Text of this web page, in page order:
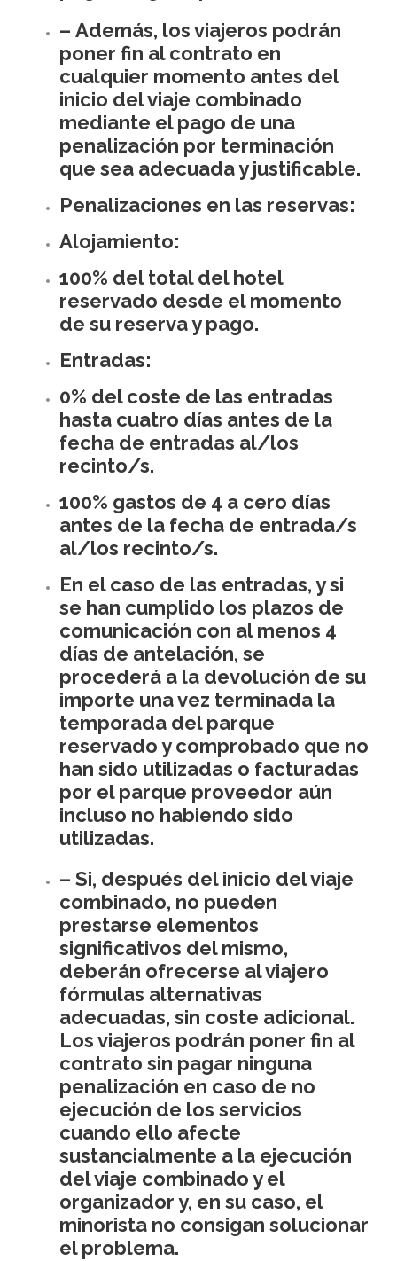
– Además, los viajeros podrán
poner fin al contrato en
cualquier momento antes del
inicio del viaje combinado
mediante el pago de una
penalización por terminación
que sea adecuada y justificable.
Penalizaciones en las reservas:
Alojamiento:
100% del total del hotel
reservado desde el momento
de su reserva y pago.
Entradas:
0% del coste de las entradas
hasta cuatro días antes de la
fecha de entradas al/los
recinto/s.
100% gastos de 4 a cero días
antes de la fecha de entrada/s
al/los recinto/s.
En el caso de las entradas, y si
se han cumplido los plazos de
comunicación con al menos 4
días de antelación, se
procederá a la devolución de su
importe una vez terminada la
temporada del parque
reservado y comprobado que no
han sido utilizadas o facturadas
por el parque proveedor aún
incluso no habiendo sido
utilizadas.
– Si, después del inicio del viaje
combinado, no pueden
prestarse elementos
significativos del mismo,
deberán ofrecerse al viajero
fórmulas alternativas
adecuadas, sin coste adicional.
Los viajeros podrán poner fin al
contrato sin pagar ninguna
penalización en caso de no
ejecución de los servicios
cuando ello afecte
sustancialmente a la ejecución
del viaje combinado y el
organizador y, en su caso, el
minorista no consigan solucionar
el problema.